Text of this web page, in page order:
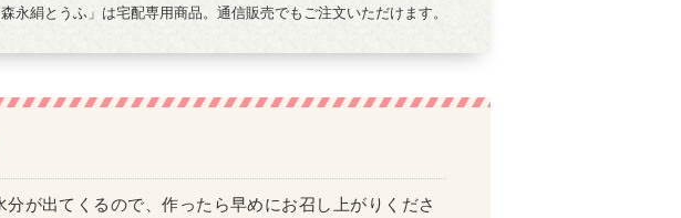
森永絹とうふ」は宅配専用商品。通信販売でもご注文いただけます。
が出てくるので、作ったら早めにお召し上がりくださ